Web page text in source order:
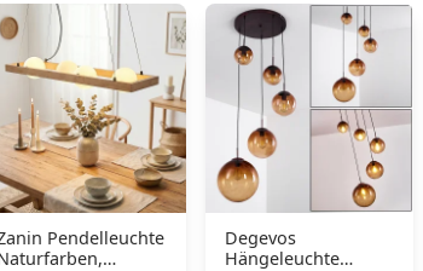
Pendelleuchte
Degevos
Hängeleuchte